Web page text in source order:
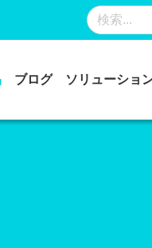
ブログ ソリューショ